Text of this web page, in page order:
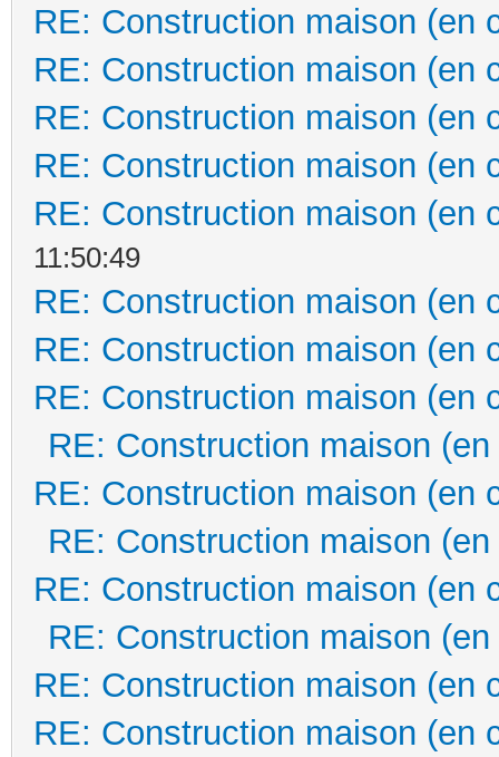
RE: Construction maison (en
RE: Construction maison (en
RE: Construction maison (en
RE: Construction maison (en
RE: Construction maison (en
11:50:49
RE: Construction maison (en
RE: Construction maison (en
RE: Construction maison (en
RE: Construction maison
RE: Construction maison (en
RE: Construction maison
RE: Construction maison (en
RE: Construction maison
RE: Construction maison (en
RE: Construction maison (en